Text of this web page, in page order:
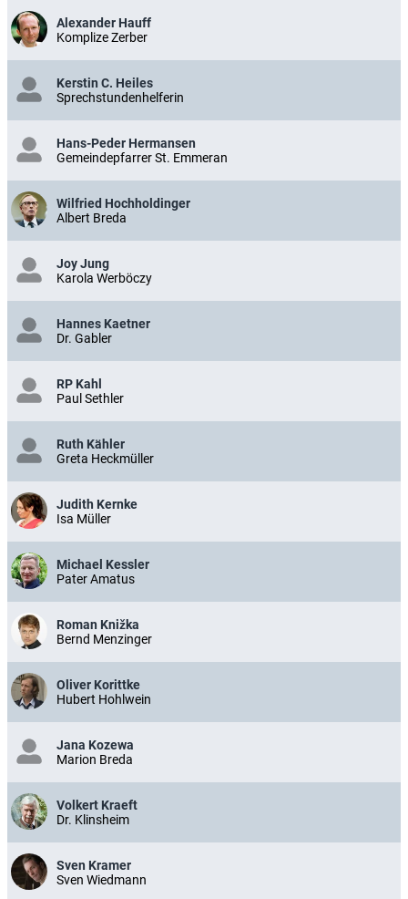
Alexander Hauff
Komplize Zerber
Kerstin C. Heiles
Sprechstundenhelferin
Hans-Peder Hermansen
Gemeindepfarrer St. Emmeran
Wilfried Hochholdinger
Albert Breda
Joy Jung
Karola Werböczy
Hannes Kaetner
Dr. Gabler
RP Kahl
Paul Sethler
Ruth Kähler
Greta Heckmüller
Judith Kernke
Isa Müller
Michael Kessler
Pater Amatus
Roman Knižka
Bernd Menzinger
Oliver Korittke
Hubert Hohlwein
Jana Kozewa
Marion Breda
Volkert Kraeft
Dr. Klinsheim
Sven Kramer
Sven Wiedmann